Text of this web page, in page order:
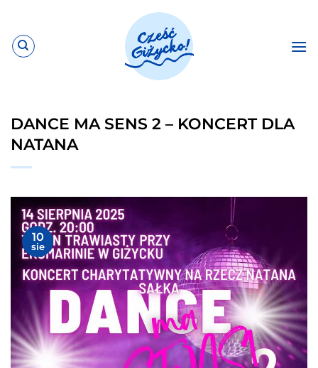
zawartości
DANCE MA SENS 2 – KONCERT DLA
NATANA
10
sie